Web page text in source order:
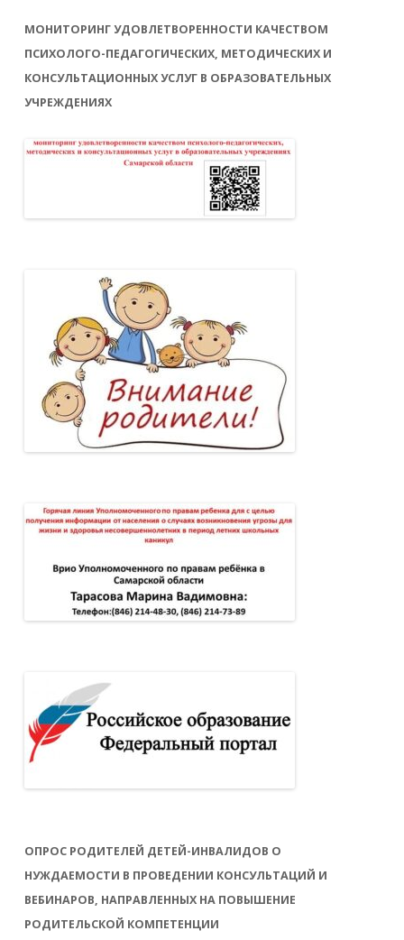
МОНИТОРИНГ УДОВЛЕТВОРЕННОСТИ КАЧЕСТВОМ
ПСИХОЛОГО-ПЕДАГОГИЧЕСКИХ, МЕТОДИЧЕСКИХ И
КОНСУЛЬТАЦИОННЫХ УСЛУГ В ОБРАЗОВАТЕЛЬНЫХ
УЧРЕЖДЕНИЯХ
ОПРОС РОДИТЕЛЕЙ ДЕТЕЙ-ИНВАЛИДОВ О
НУЖДАЕМОСТИ В ПРОВЕДЕНИИ КОНСУЛЬТАЦИЙ И
ВЕБИНАРОВ, НАПРАВЛЕННЫХ НА ПОВЫШЕНИЕ
РОДИТЕЛЬСКОЙ КОМПЕТЕНЦИИ